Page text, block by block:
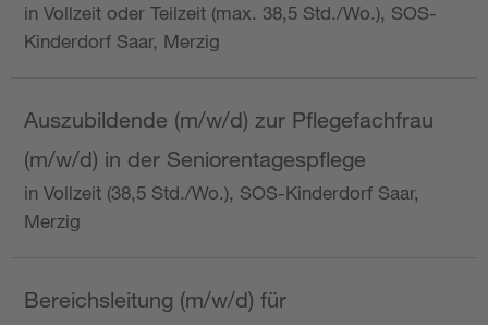
in Vollzeit oder Teilzeit (max. 38,5 Std./Wo.), SOS-
Kinderdorf Saar, Merzig
Auszubildende (m/w/d) zur Pflegefachfrau
(m/w/d) in der Seniorentagespflege
in Vollzeit (38,5 Std./Wo.), SOS-Kinderdorf Saar,
Merzig
Bereichsleitung (m/w/d) für